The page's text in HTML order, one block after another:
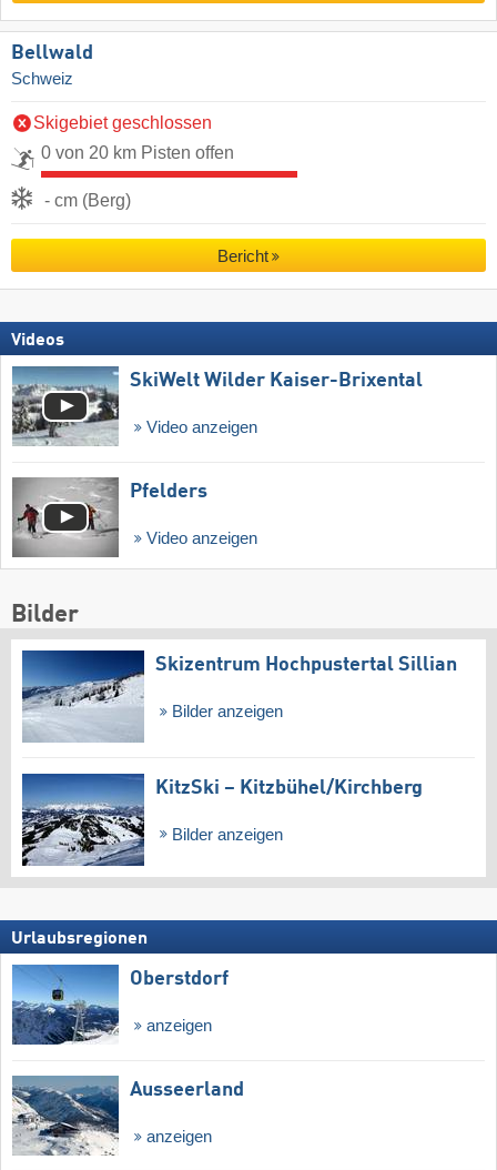
Bellwald
Schweiz
Skigebiet geschlossen
0 von 20 km Pisten offen
- cm (Berg)
Bericht
Videos
SkiWelt Wilder Kaiser-Brixental
Video anzeigen
Pfelders
Video anzeigen
Bilder
Skizentrum Hochpustertal Sillian
Bilder anzeigen
KitzSki – Kitzbühel/​Kirchberg
Bilder anzeigen
Urlaubsregionen
Oberstdorf
anzeigen
Ausseerland
anzeigen